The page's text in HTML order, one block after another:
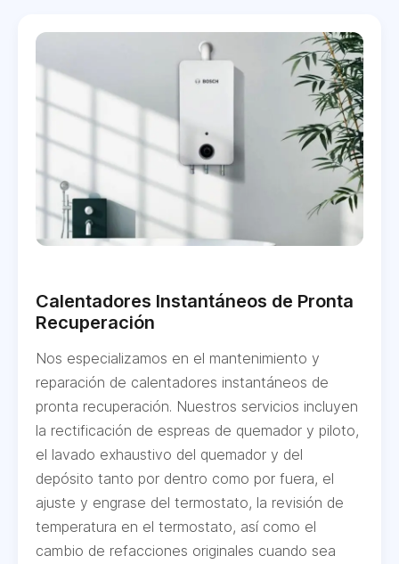
Calentadores Instantáneos de Pronta
Recuperación
Nos especializamos en el mantenimiento y
reparación de calentadores instantáneos de
pronta recuperación. Nuestros servicios incluyen
la rectificación de espreas de quemador y piloto,
el lavado exhaustivo del quemador y del
depósito tanto por dentro como por fuera, el
ajuste y engrase del termostato, la revisión de
temperatura en el termostato, así como el
cambio de refacciones originales cuando sea